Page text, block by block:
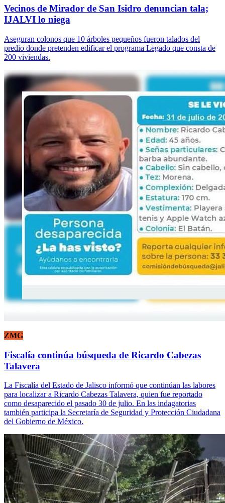
Vecinos de Mirador de San Isidro denuncian tala;
IJALVI lo niega
Aseguran colonos que 10 árboles pequeños fueron talados del
predio donde pretenden edificar el programa Legado que consta de
200 viviendas.
ZMG
Fiscalía continúa búsqueda de Ricardo Cabezas
Talavera
La Fiscalía del Estado de Jalisco informó que continúan las labores
para localizar a Ricardo Cabezas Talavera, quien fue reportado
como desaparecido el pasado 30 de julio. En las indagatorias
también participa la Secretaría de Seguridad y Protección Ciudadana
del Gobierno de México.